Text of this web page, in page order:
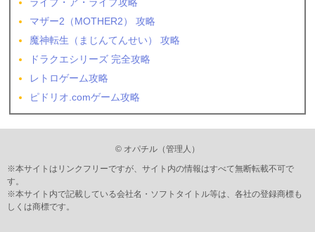
マザー2（MOTHER2） 攻略
魔神転生（まじんてんせい） 攻略
ドラクエシリーズ 完全攻略
レトロゲーム攻略
ピドリオ.comゲーム攻略
© オパチル（管理人）
※本サイトはリンクフリーですが、サイト内の情報はすべて無断転載不可で
す。
※本サイト内で記載している会社名・ソフトタイトル等は、各社の登録商標も
しくは商標です。